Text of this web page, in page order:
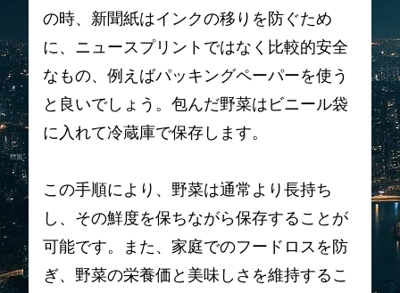
の時、新聞紙はインクの移りを防ぐため
に、ニュースプリントではなく比較的安全
なもの、例えばパッキングペーパーを使う
と良いでしょう。包んだ野菜はビニール袋
に入れて冷蔵庫で保存します。
この手順により、野菜は通常より長持ち
し、その鮮度を保ちながら保存することが
可能です。また、家庭でのフードロスを防
ぎ、野菜の栄養価と美味しさを維持するこ